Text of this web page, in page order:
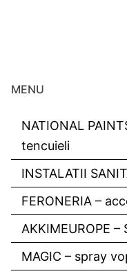
MENU
NATIONAL
tencuieli
INSTALATII
FERONERIA –
AKKIMEUROPE –
MAGIC – spray